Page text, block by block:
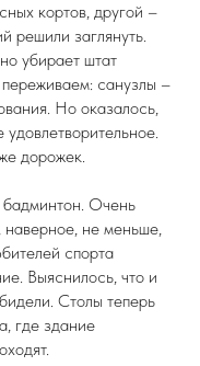
кортов, другой –
решили заглянуть.
убирает штат
переживаем: санузлы –
Но оказалось,
дорожек.
Очень
наверное, не меньше,
спорта
Выяснилось, что и
Столы теперь
где здание